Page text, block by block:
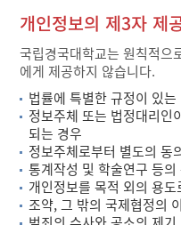
개인정보의 제3자 제
국립경국대학교는 원칙적으
에게 제공하지 않습니다.
법률에 특별한 규정이 있는
정보주체 또는 법정대리인
되는 경우
정보주체로부터 별도의 동
통계작성 및 학술연구 등
개인정보를 목적 외의 용
조약, 그 밖의 국제협정의